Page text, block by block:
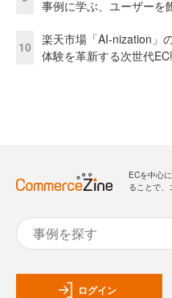
事例に学ぶ、ユーザーを
10
楽天市場「AI-nization」
体験を革新する次世代
ECを中心
ることで、
ログイン